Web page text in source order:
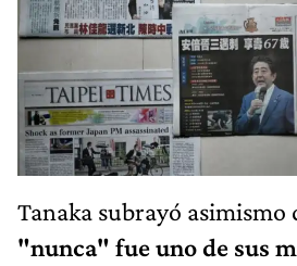
Tanaka subrayó asimismo
"nunca" fue uno de sus